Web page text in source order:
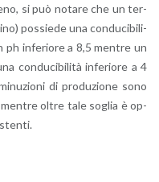
si può no­ta­re che un ter­
pos­sie­de una con­du­ci­bi­li­
ph in­fe­rio­re a 8,5 men­tre un
con­du­ci­bi­li­tà in­fe­rio­re a 4
di pro­du­zio­ne sono
men­tre oltre tale so­glia è op­